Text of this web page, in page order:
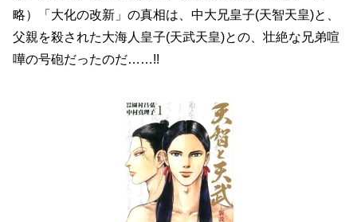
略）「大化の改新」の真相は、中大兄皇子(天智天皇)と、
父親を殺された大海人皇子(天武天皇)との、壮絶な兄弟喧
嘩の号砲だったのだ……!!